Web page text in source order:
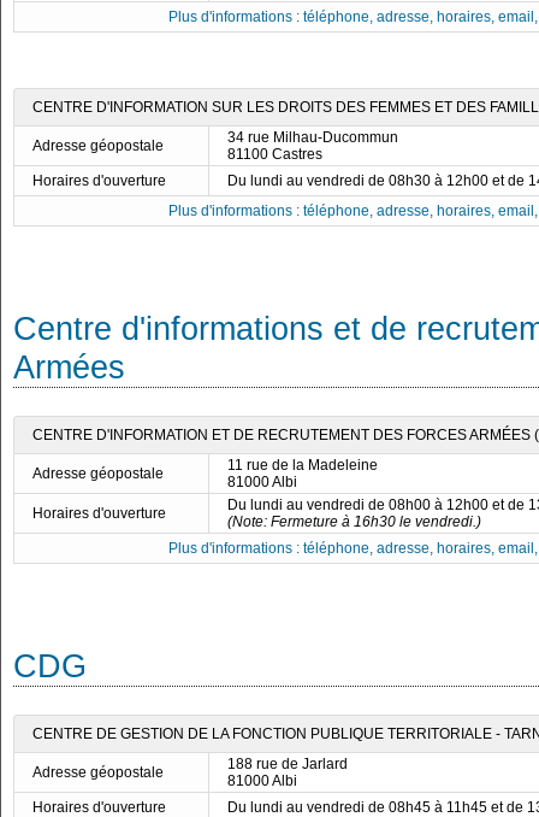
Plus d'informations : téléphone, adresse, horaires,
CENTRE D'INFORMATION SUR LES DROITS DES FEMMES ET DES
Adresse géopostale
34 rue Milhau-Ducommun
81100 Castres
Horaires d'ouverture
Du lundi au vendredi de 08h30 à 12h00 et de
Plus d'informations : téléphone, adresse, horaires,
Centre d'informations et de
Armées
CENTRE D'INFORMATION ET DE RECRUTEMENT DES FORCES ARMÉES
Adresse géopostale
11 rue de la Madeleine
81000 Albi
Horaires d'ouverture
Du lundi au vendredi de 08h00 à 12h00 et de
(Note: Fermeture à 16h30 le vendredi.)
Plus d'informations : téléphone, adresse, horaires,
CDG
CENTRE DE GESTION DE LA FONCTION PUBLIQUE TERRITORIALE -
Adresse géopostale
188 rue de Jarlard
81000 Albi
Horaires d'ouverture
Du lundi au vendredi de 08h45 à 11h45 et de